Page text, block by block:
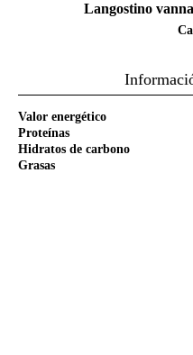
Langostino
Valor energético
Proteínas
Hidratos de carbono
Grasas